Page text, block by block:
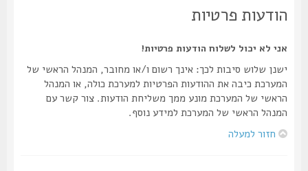
הודעות פרטיות
אני לא יכול לשלוח הודעות פרטיות!
ישנן שלוש סיבות לכך: אינך רשום ו/או מחובר, המנהל הראשי של
המערכת כיבה את ההודעות הפרטיות למערכת כולה, או המנהל
הראשי של המערכת מונע ממך משליחת הודעות. צור קשר עם
המנהל הראשי של המערכת למידע נוסף.
חזור למעלה